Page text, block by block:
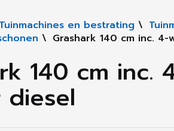
Tuinmachines en bestrating \
\ Grashark 140 cm inc.
140 cm inc.